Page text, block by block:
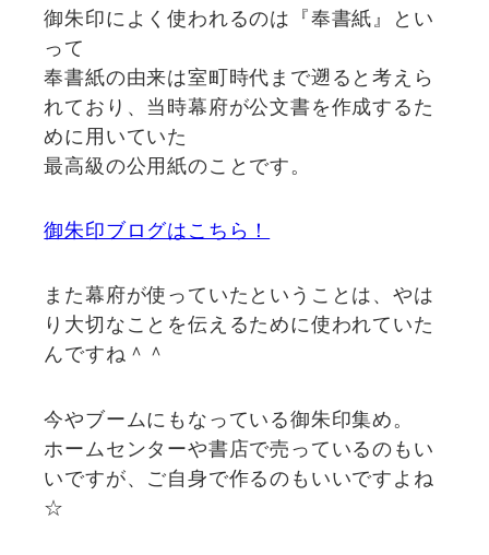
御朱印によく使われるのは『奉書紙』とい
って
奉書紙の由来は室町時代まで遡ると考えら
れており、当時幕府が公文書を作成するた
めに用いていた
最高級の公用紙のことです。
御朱印ブログはこちら！
また幕府が使っていたということは、やは
り大切なことを伝えるために使われていた
んですね＾＾
今やブームにもなっている御朱印集め。
ホームセンターや書店で売っているのもい
いですが、ご自身で作るのもいいですよね
☆